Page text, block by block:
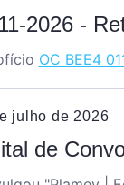
2026 -
OC BEE4
julho de 2026
de